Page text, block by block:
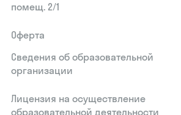
помещ. 2/1
Оферта
Сведения об образовательной
организации
Лицензия на осуществление
образовательной деятельности